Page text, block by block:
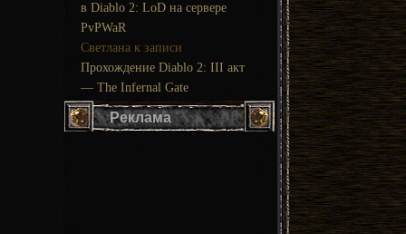
в Diablo 2: LoD на сервере
PvPWaR
Светлана к записи
Прохождение Diablo 2: III акт
— The Infernal Gate
Реклама